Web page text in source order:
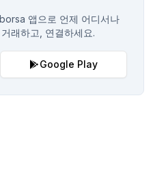
앱으로 언제 어디서나
래하고, 연결하세요.
Google Play